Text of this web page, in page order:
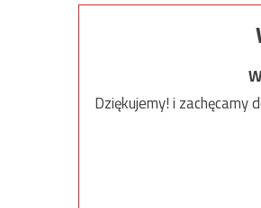
Dziękujemy! i zachęcamy